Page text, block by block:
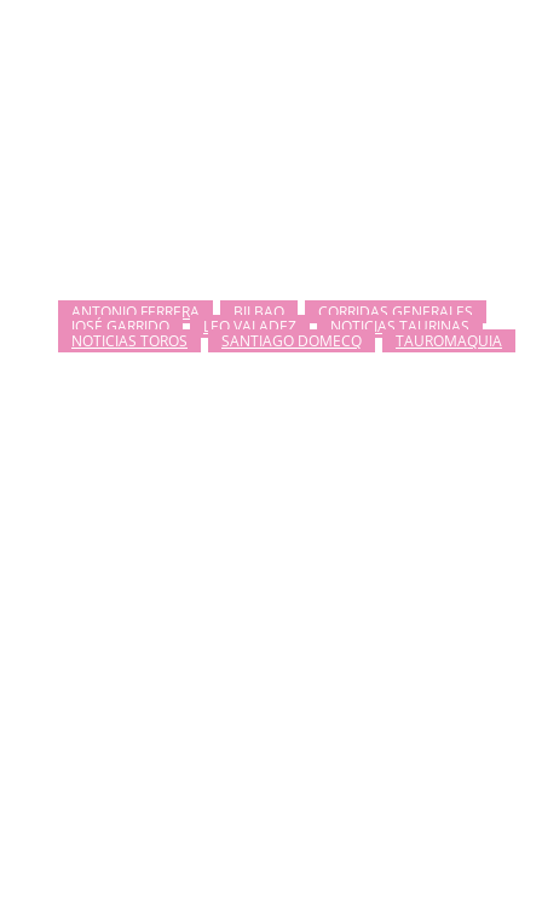
ANTONIO FERRERA BILBAO CORRIDAS GENERALES
JOSÉ GARRIDO LEO VALADEZ NOTICIAS TAURINAS
NOTICIAS TOROS SANTIAGO DOMECQ TAUROMAQUIA